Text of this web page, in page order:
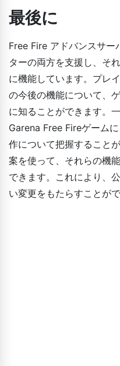
最後に
Free Fire アドバンスサー
ターの両方を支援し、そ
に機能しています。プレ
の今後の機能について、
に知ることができます。
Garena Free Fireゲーム
作について把握すること
案を使って、それらの機
できます。これにより、
い変更をもたらすことがで